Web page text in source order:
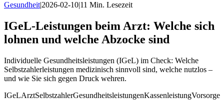
Gesundheit|2026-02-10|11 Min. Lesezeit
IGeL-Leistungen beim Arzt: Welche sich
lohnen und welche Abzocke sind
Individuelle Gesundheitsleistungen (IGeL) im Check: Welche
Selbstzahlerleistungen medizinisch sinnvoll sind, welche nutzlos –
und wie Sie sich gegen Druck wehren.
IGeLArztSelbstzahlerGesundheitsleistungenKassenleistungVorsorge